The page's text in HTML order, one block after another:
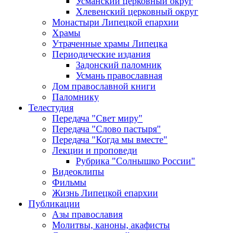
Хлевенский церковный округ
Монастыри Липецкой епархии
Храмы
Утраченные храмы Липецка
Периодические издания
Задонский паломник
Усмань православная
Дом православной книги
Паломнику
Телестудия
Передача "Свет миру"
Передача "Слово пастыря"
Передача "Когда мы вместе"
Лекции и проповеди
Рубрика "Солнышко России"
Видеоклипы
Фильмы
Жизнь Липецкой епархии
Публикации
Азы православия
Молитвы, каноны, акафисты